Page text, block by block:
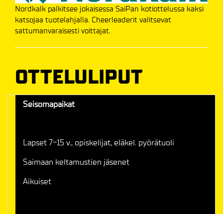
Nordkalk palkitsee jokaisessa SaiPan kotiottelussa kaksi
katsojaa tuotelahjalla. Cheerleaderit valitsevat
sattumanvaraisesti voittajat.
OTTELULIPUT
Seisomapaikat
Lapset 7-15 v., opiskelijat, eläkel. pyörätuoli
Saimaan keltamustien jäsenet
Aikuiset